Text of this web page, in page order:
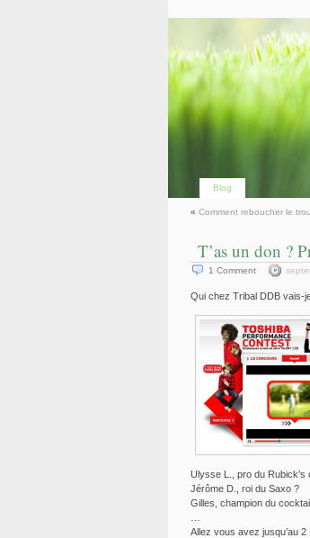
Blog
« Comment reboucher le
T’as un don ?
1 Comment
Qui chez Tribal DDB vais-
Ulysse L., pro du Rubick’s
Jérôme D., roi du Saxo ?
Gilles, champion du
Allez vous avez jusqu’au